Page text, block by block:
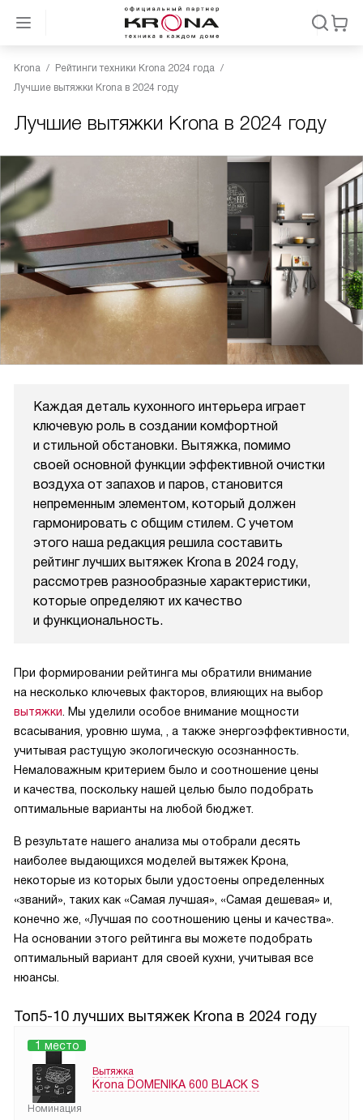
Krona
Рейтинги техники Krona 2024 года
Лучшие вытяжки Krona в 2024 году
Лучшие вытяжки Krona в 2024 году
Каждая деталь кухонного интерьера играет
ключевую роль в создании комфортной
и стильной обстановки. Вытяжка, помимо
своей основной функции эффективной очистки
воздуха от запахов и паров, становится
непременным элементом, который должен
гармонировать с общим стилем. С учетом
этого наша редакция решила составить
рейтинг лучших вытяжек Krona в 2024 году,
рассмотрев разнообразные характеристики,
которые определяют их качество
и функциональность.
При формировании рейтинга мы обратили внимание
на несколько ключевых факторов, влияющих на выбор
вытяжки . Мы уделили особое внимание мощности
всасывания, уровню шума, , а также энергоэффективности,
учитывая растущую экологическую осознанность.
Немаловажным критерием было и соотношение цены
и качества, поскольку нашей целью было подобрать
оптимальные варианты на любой бюджет.
В результате нашего анализа мы отобрали десять
наиболее выдающихся моделей вытяжек Крона,
некоторые из которых были удостоены определенных
«званий», таких как «Самая лучшая», «Самая дешевая» и,
конечно же, «Лучшая по соотношению цены и качества».
На основании этого рейтинга вы можете подобрать
оптимальный вариант для своей кухни, учитывая все
нюансы.
Топ5-10 лучших вытяжек Krona в 2024 году
1 место
Вытяжка
Krona DOMENIKA 600 BLACK S
Номинация